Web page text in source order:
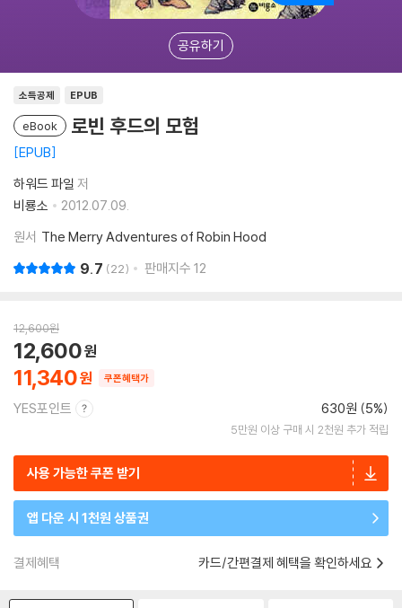
공유하기
소득공제 EPUB
eBook 로빈 후드의 모험
EPUB
하워드 파일 저
비룡소
2012.07.09.
원서 The Merry Adventures of Robin Hood
9.7 22 판매지수 12
12,600원
11,340
12,600
쿠폰혜택가
YES포인트 630원 (5%)
5만원 이상 구매 시 2천원 추가 적립
사용 가능한 쿠폰 받기
앱 다운 시 1천원 상품권
결제혜택 카드/간편결제 혜택을 확인하세요